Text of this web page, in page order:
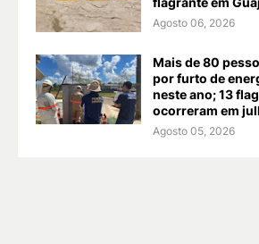
Agosto 06, 2026
Mais de 80
por furto de
neste ano; 13
ocorreram em
Agosto 05, 2026